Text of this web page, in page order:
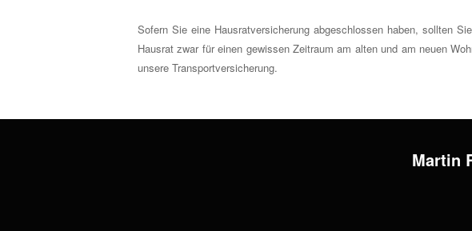
Sofern Sie eine Hausratversicherung abgeschlossen haben, sollten
Hausrat zwar für einen gewissen Zeitraum am alten und am neuen
unsere Transportversicherung.
Martin